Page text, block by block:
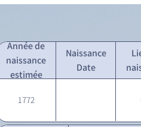
Année de
naissance
estimée
Naissance
Date
1772